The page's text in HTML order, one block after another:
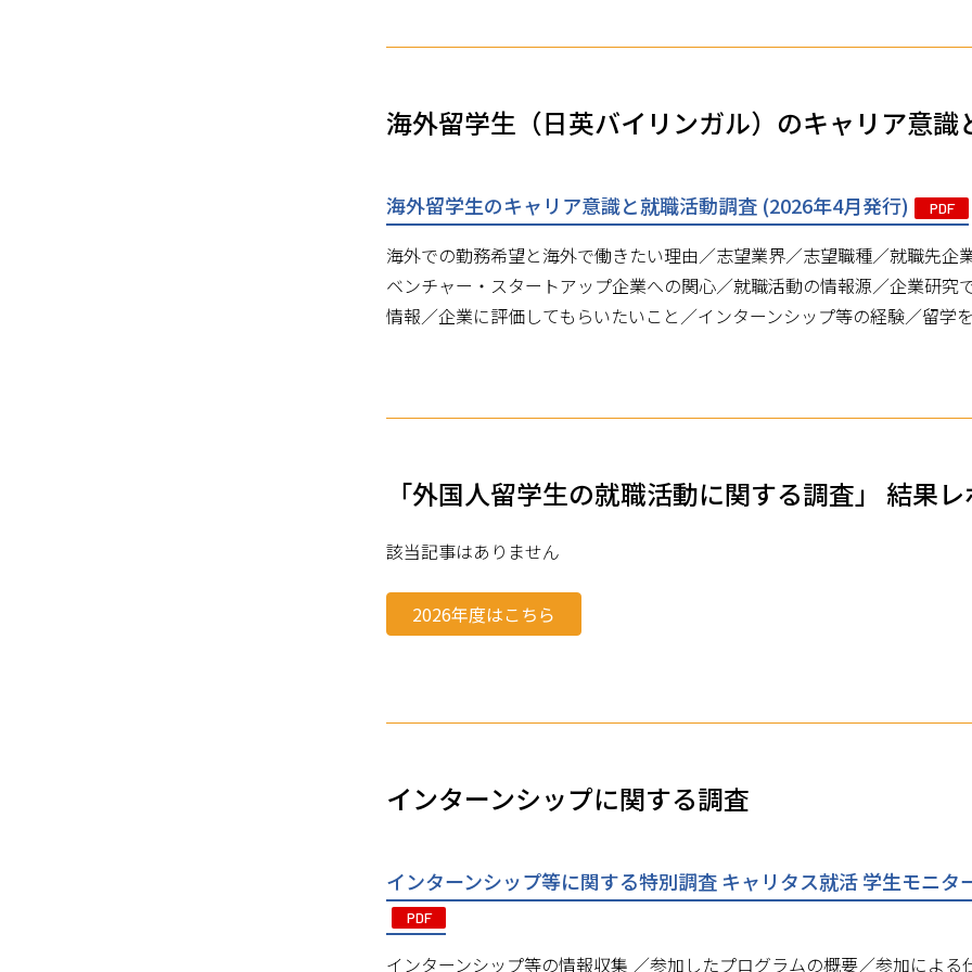
海外留学生（日英バイリンガル）のキャリア意識
海外留学生のキャリア意識と就職活動調査 (2026年4月発行) PDF
海外での勤務希望と海外で働きたい理由／志望業界／志望職種／就職先
ベンチャー・スタートアップ企業への関心／就職活動の情報源／企業研
情報／企業に評価してもらいたいこと／インターンシップ等の経験／留学
「外国人留学生の就職活動に関する調査」 結果
該当記事はありません
2026年度はこちら
インターンシップに関する調査
インターンシップ等に関する特別調査 キャリタス就活 学生モニ
PDF
インターンシップ等の情報収集 ／参加したプログラムの概要／参加によ